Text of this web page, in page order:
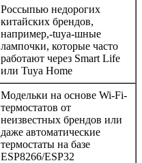
Россыпью недорогих
китайских брендов,
например,-tuya-шные
лампочки, которые часто
работают через Smart Life
или Tuya Home
Модельки на основе Wi-Fi-
термостатов от
неизвестных брендов или
даже автоматические
термостаты на базе
ESP8266/ESP32